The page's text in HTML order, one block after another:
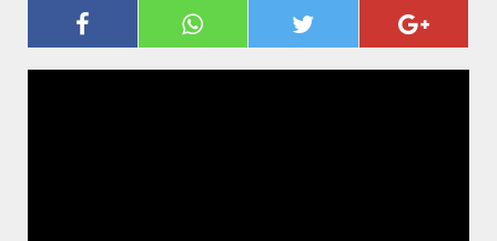
„ICH HOFFE DIE INTERNATIONALE
GEMEINSCHAFT ÜBT DRUCK AUF
HONGKONG AUS!“ - BLOGGER